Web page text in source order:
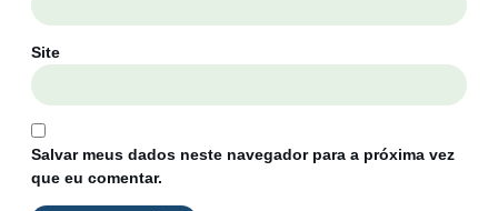
Site
Salvar meus dados neste navegador para a próxima vez
que eu comentar.